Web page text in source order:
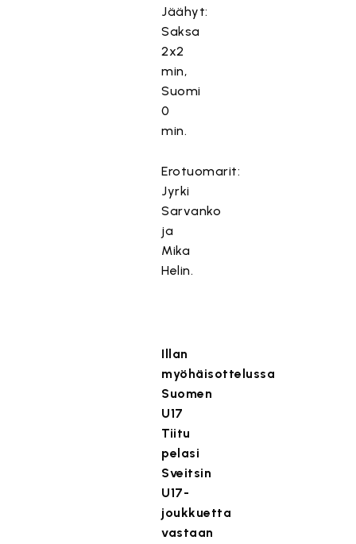
Jäähyt:
Saksa
2x2
min,
Suomi
0
min.
Erotuomarit:
Jyrki
Sarvanko
ja
Mika
Helin.
Illan
myöhäisottelussa
Suomen
U17
Tiitu
pelasi
Sveitsin
U17-
joukkuetta
vastaan